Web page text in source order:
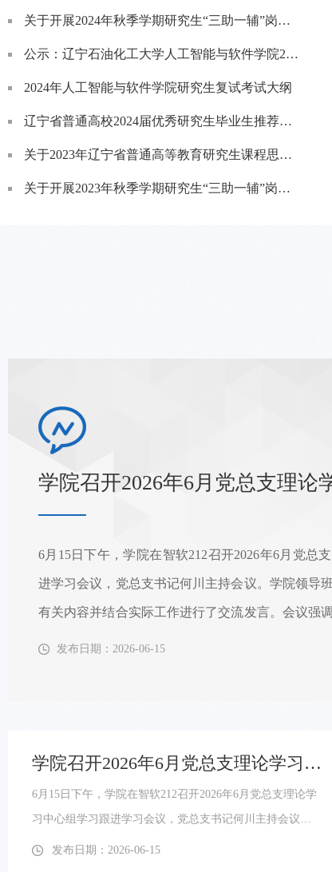
关于开展2024年秋季学期研究生“三助一辅”岗位设置的通知
公示：辽宁石油化工大学人工智能与软件学院2024年硕士生指导教师遴选拟推荐名单
2024年人工智能与软件学院研究生复试考试大纲
辽宁省普通高校2024届优秀研究生毕业生推荐人选公示
关于2023年辽宁省普通高等教育研究生课程思政示范项目拟推荐名单的公示
关于开展2023年秋季学期研究生“三助一辅”岗位设置的通知
学院召开2026年6月党总支理论学习中心组学习跟进学习会议
6月15日下午，学院在智软212召开2026年6月党总支理论学
习中心组学习跟进学习会议，党总支书记何川主持会议。
学院领导班子分别领学了集中学习有关内容并结合实际工
发布日期：2026-06-15